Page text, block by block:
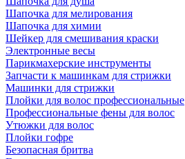
Шапочка для мелирования
Шапочка для химии
Шейкер для смешивания краски
Электронные весы
Парикмахерские инструменты
Запчасти к машинкам для стрижки
Машинки для стрижки
Плойки для волос профессиональные
Профессиональные фены для волос
Утюжки для волос
Плойки гофре
Безопасная бритва